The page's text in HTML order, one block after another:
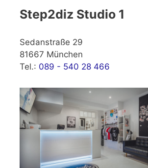
Step2diz Studio 1
Sedanstraße 29
81667 München
Tel.: 089 - 540 28 466